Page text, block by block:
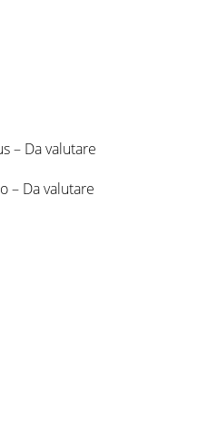
– Da valutare
– Da valutare